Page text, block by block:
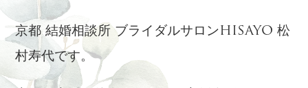
京都 結婚相談所 ブライダルサロンHISAYO 松
村寿代です。